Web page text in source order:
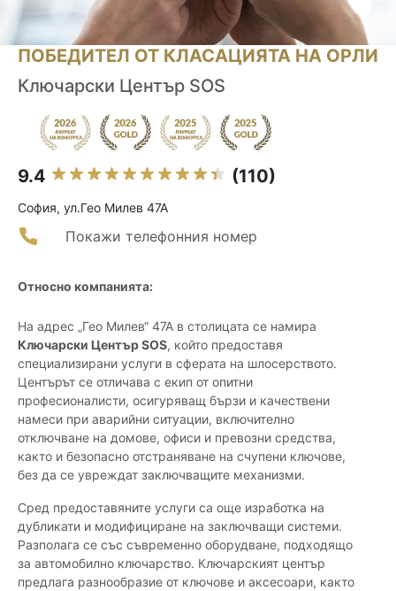
ПОБЕДИТЕЛ ОТ КЛАСАЦИЯТА НА ОРЛИ
Ключарски Център SOS
9.4 (110)
София, ул.Гео Милев 47А
Покажи телефонния номер
Относно компанията:
На адрес „Гео Милев“ 47А в столицата се намира
Ключарски Център SOS, който предоставя
специализирани услуги в сферата на шлосерството.
Центърът се отличава с екип от опитни
професионалисти, осигуряващ бързи и качествени
намеси при аварийни ситуации, включително
отключване на домове, офиси и превозни средства,
както и безопасно отстраняване на счупени ключове,
без да се увреждат заключващите механизми.
Сред предоставяните услуги са още изработка на
дубликати и модифициране на заключващи системи.
Разполага се със съвременно оборудване, подходящо
за автомобилно ключарство. Ключарският център
предлага разнообразие от ключове и аксесоари, както